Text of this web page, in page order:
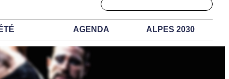
AGENDA ALPES 2030